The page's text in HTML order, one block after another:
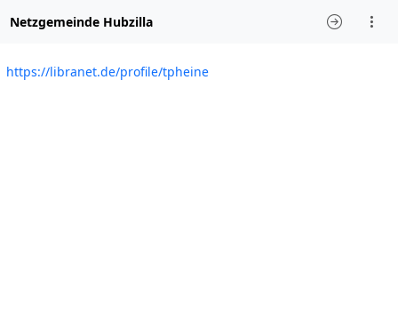
Netzgemeinde Hubzilla
https://libranet.de/profile/tpheine